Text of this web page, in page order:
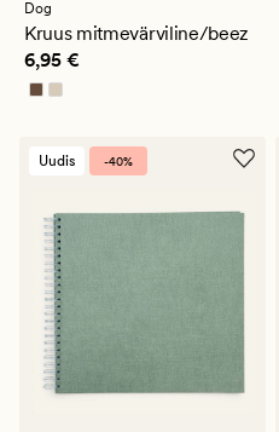
Dog
Kruus mitmevärviline/beez
Pris_ee
6,95 €
Uudis -40%